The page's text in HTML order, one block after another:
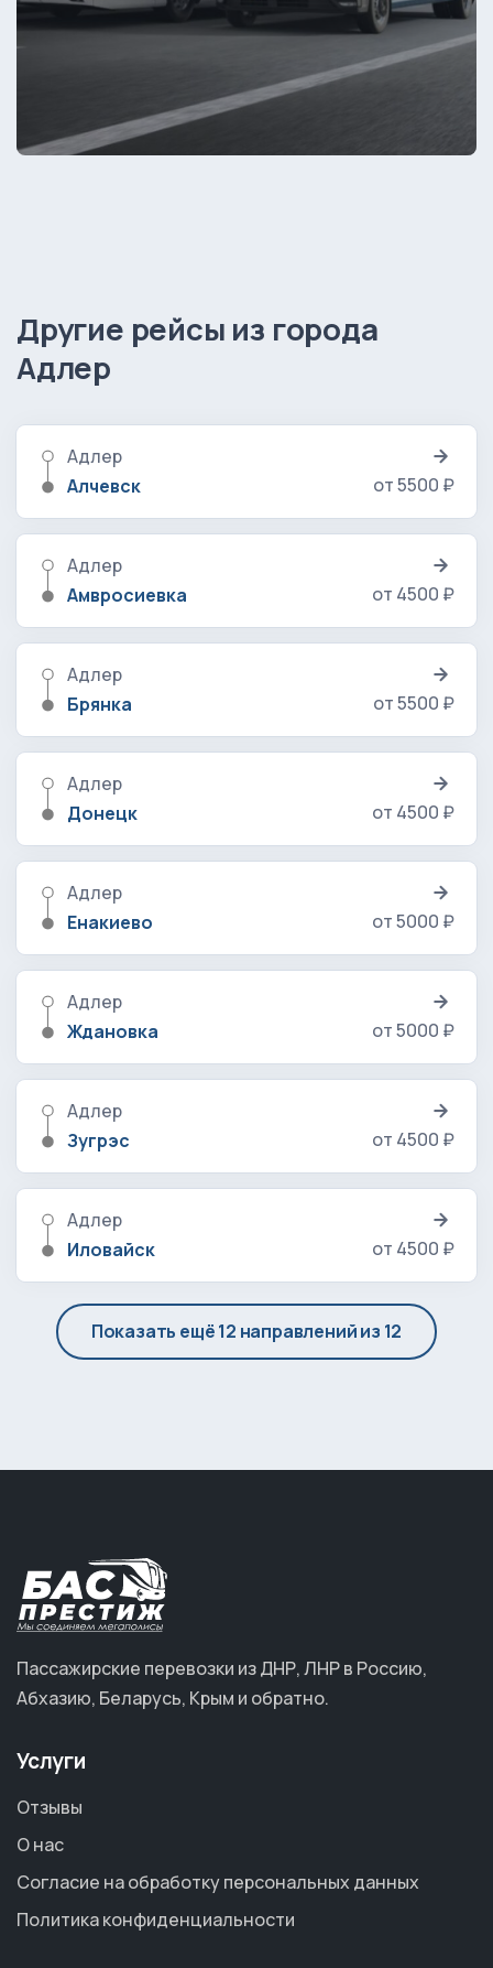
Другие рейсы из города
Адлер
Адлер
Алчевск
от 5500 ₽
Адлер
Амвросиевка
от 4500 ₽
Адлер
Брянка
от 5500 ₽
Адлер
Донецк
от 4500 ₽
Адлер
Енакиево
от 5000 ₽
Адлер
Ждановка
от 5000 ₽
Адлер
Зугрэс
от 4500 ₽
Адлер
Иловайск
от 4500 ₽
Показать ещё 12 направлений из 12
Пассажирские перевозки из ДНР, ЛНР в Россию,
Абхазию, Беларусь, Крым и обратно.
Услуги
Отзывы
О нас
Согласие на обработку персональных данных
Политика конфиденциальности